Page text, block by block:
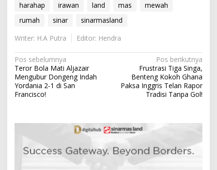
harahap
irawan land mas
mewah
rumah
sinar
sinarmasland
Writer: H.A Putra
Editor: Hendra
N
a
v
Pos sebelumnya
Teror Bola Mati Aljazair
Mengubur Dongeng Indah
Yordania 2-1 di San
Francisco!
Pos berikutnya
Frustrasi Tiga Singa,
Benteng Kokoh Ghana
Paksa Inggris Telan Rapor
Tradisi Tanpa Gol!